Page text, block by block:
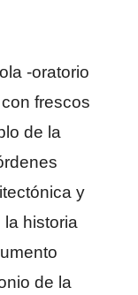
-oratorio
frescos
de la
y
la historia
de la